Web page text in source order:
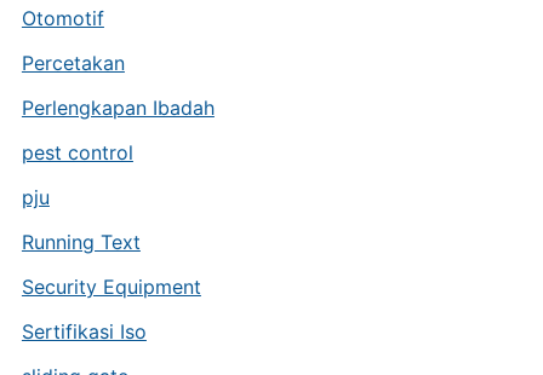
Otomotif
Percetakan
Perlengkapan Ibadah
pest control
pju
Running Text
Security Equipment
Sertifikasi Iso